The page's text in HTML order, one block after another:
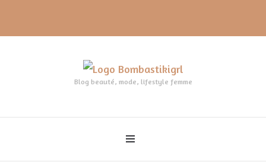
Blog beauté, mode, lifestyle femme